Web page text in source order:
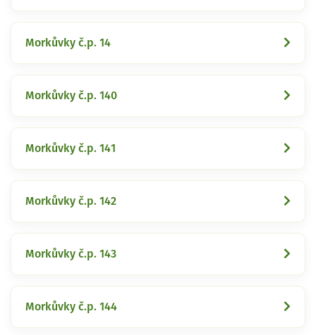
Morkůvky č.p. 14
Morkůvky č.p. 140
Morkůvky č.p. 141
Morkůvky č.p. 142
Morkůvky č.p. 143
Morkůvky č.p. 144